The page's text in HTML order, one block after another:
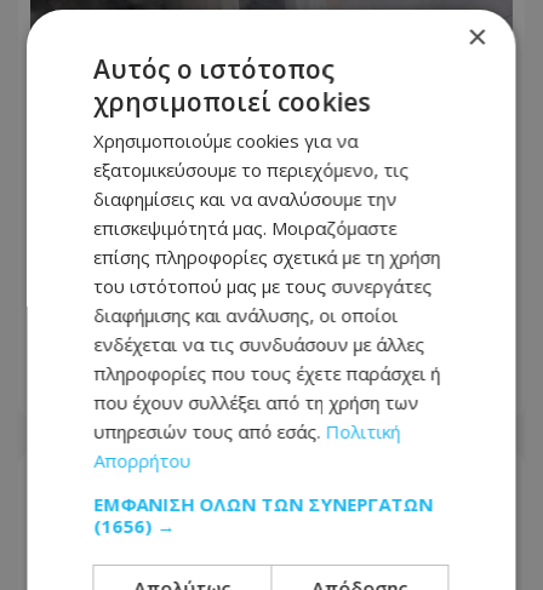
Στην Ελλάδα φθάνει σήμερα η
46χρονη από τη Βρετανία που
κατηγορείται για τον εμπρησμό στη
Marfin
06.08.2026 - 07:29
×
Αυτός ο ιστότοπος
χρησιμοποιεί cookies
Χρησιμοποιούμε cookies για να
εξατομικεύσουμε το περιεχόμενο, τις
διαφημίσεις και να αναλύσουμε την
επισκεψιμότητά μας. Μοιραζόμαστε
επίσης πληροφορίες σχετικά με τη χρήση
του ιστότοπού μας με τους συνεργάτες
διαφήμισης και ανάλυσης, οι οποίοι
ενδέχεται να τις συνδυάσουν με άλλες
πληροφορίες που τους έχετε παράσχει ή
που έχουν συλλέξει από τη χρήση των
υπηρεσιών τους από εσάς. Πολιτική
Απορρήτου
ΕΜΦΆΝΙΣΗ ΌΛΩΝ ΤΩΝ ΣΥΝΕΡΓΑΤΏΝ
(1656) →